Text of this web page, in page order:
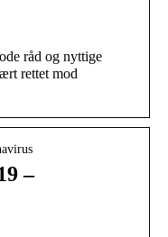
råd og nyttige
rettet mod
–